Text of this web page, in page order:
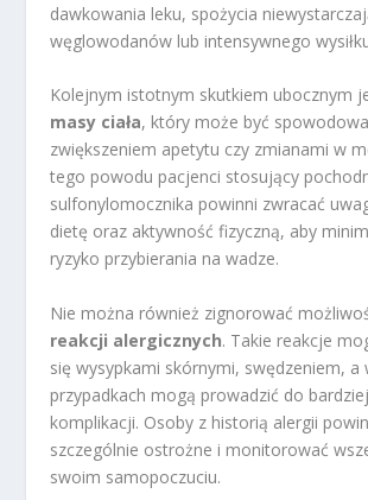
dawkowania leku, spożycia
węglowodanów lub intensywnego
Kolejnym istotnym skutkiem ubocznym
masy ciała, który może być
zwiększeniem apetytu czy zmianami w
tego powodu pacjenci stosujący
sulfonylomocznika powinni zwracać
dietę oraz aktywność fizyczną, aby
ryzyko przybierania na wadze.
Nie można również zignorować
reakcji alergicznych. Takie reakcje
się wysypkami skórnymi, swędzeniem, a
przypadkach mogą prowadzić do
komplikacji. Osoby z historią alergii
szczególnie ostrożne i monitorować
swoim samopoczuciu.